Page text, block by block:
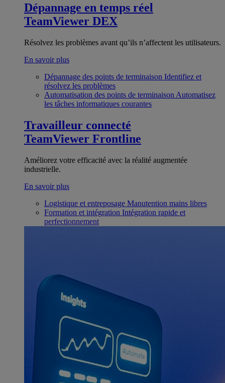
Dépannage en temps réel
TeamViewer DEX
Résolvez les problèmes avant qu’ils n’affectent les utilisateurs.
En savoir plus
Dépannage des points de terminaison Identifiez et
résolvez les problèmes
Automatisation des points de terminaison Automatisez
les tâches informatiques courantes
Travailleur connecté
TeamViewer Frontline
Améliorez votre efficacité avec la réalité augmentée
industrielle.
En savoir plus
Logistique et entreposage Manutention mains libres
Formation et intégration Intégration rapide et
perfectionnement